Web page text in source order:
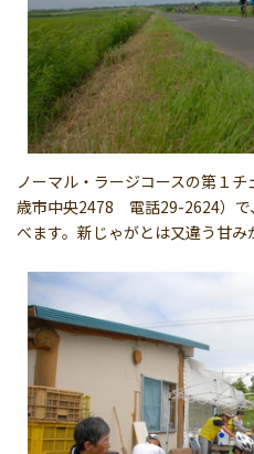
ノーマル・ラージコースの第１
歳市中央2478 電話29-2624）で
べます。新じゃがとは又違う甘み